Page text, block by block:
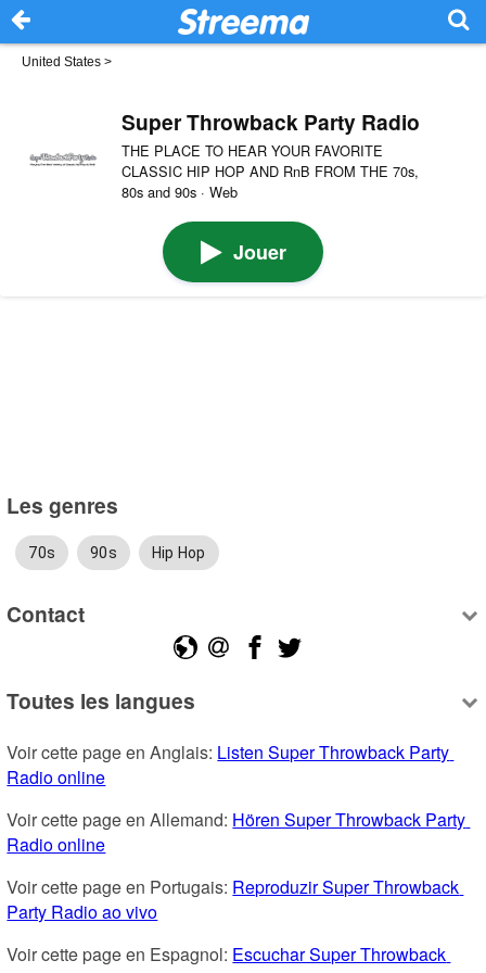
United States >
Super Throwback Party Radio
THE PLACE TO HEAR YOUR FAVORITE
CLASSIC HIP HOP AND RnB FROM THE 70s,
80s and 90s · Web
Jouer
Les genres
70s 90s Hip Hop
Contact
Toutes les langues
Voir cette page en Anglais: Listen Super Throwback Party
Radio online
Voir cette page en Allemand: Hören Super Throwback Party
Radio online
Voir cette page en Portugais: Reproduzir Super Throwback
Party Radio ao vivo
Voir cette page en Espagnol: Escuchar Super Throwback